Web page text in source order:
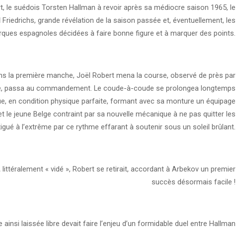
le suédois Torsten Hallman à revoir après sa médiocre saison 1965, le
grande révélation de la saison passée et, éventuellement, les
espagnoles décidées à faire bonne figure et à marquer des points.
la première manche, Joël Robert mena la course, observé de près par
passa au commandement. Le coude-à-coude se prolongea longtemps
en condition physique parfaite, formant avec sa monture un équipage
le jeune Belge contraint par sa nouvelle mécanique à ne pas quitter les
à l’extrême par ce rythme effarant à soutenir sous un soleil brûlant.
« vidé », Robert se retirait, accordant à Arbekov un premier
succès désormais facile !
ainsi laissée libre devait faire l’enjeu d’un formidable duel entre Hallman